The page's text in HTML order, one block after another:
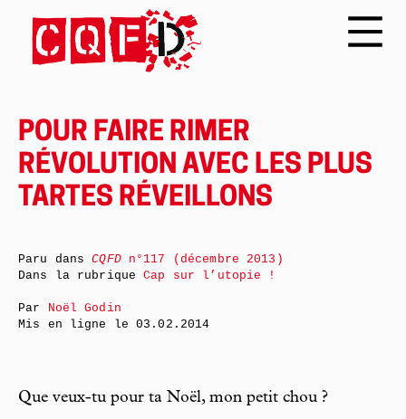
POUR FAIRE RIMER
RÉVOLUTION AVEC LES PLUS
TARTES RÉVEILLONS
Que veux-tu pour ta Noël, mon petit chou ?
Paru dansCQFDn°117 (décembre 2013)
Dans la rubriqueCap sur l’utopie !
Par Noël Godin
Mis en ligne le03.02.2014